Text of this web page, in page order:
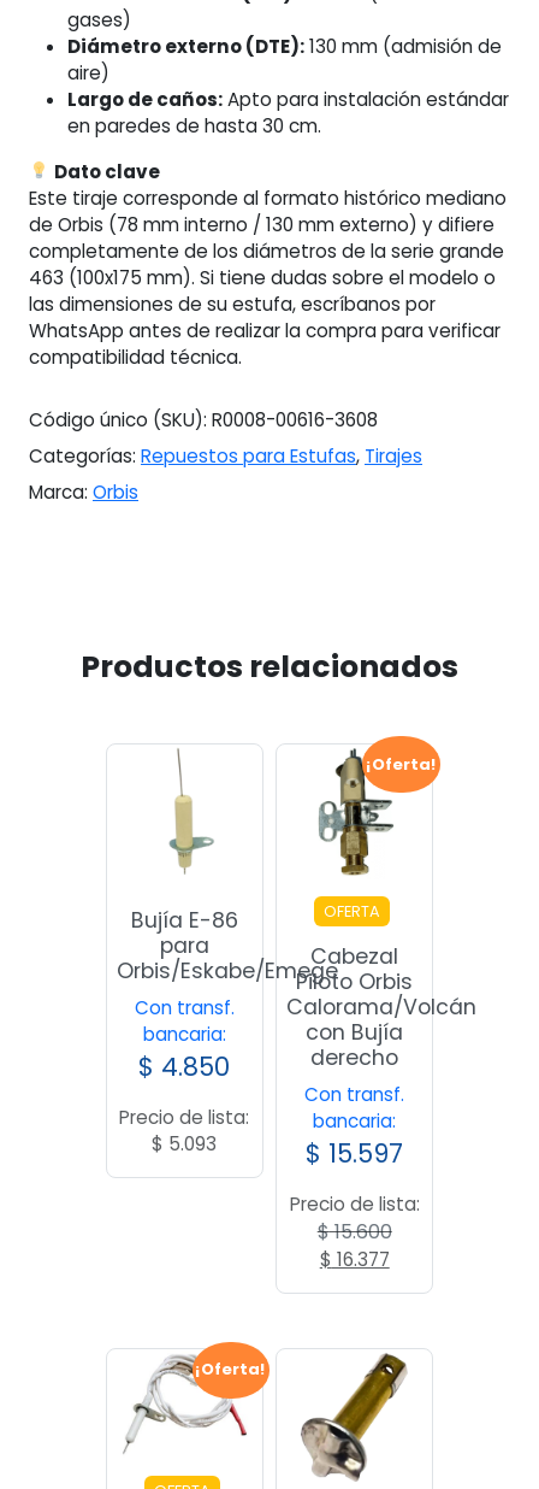
gases)
Diámetro externo (DTE):130 mm (admisión de
aire)
Largo de caños:Apto para instalación estándar
en paredes de hasta 30 cm.
Dato clave
Este tiraje corresponde al formato histórico mediano
de Orbis (78 mm interno / 130 mm externo) y difiere
completamente de los diámetros de la serie grande
463 (100x175 mm). Si tiene dudas sobre el modelo o
las dimensiones de su estufa, escríbanos por
WhatsApp antes de realizar la compra para verificar
compatibilidad técnica.
Código único (SKU): R0008-00616-3608
Categorías: Repuestos para Estufas, Tirajes
Marca: Orbis
Productos relacionados
Bujía E-86
para
Orbis/Eskabe/Emege
Con transf.
bancaria:
$ 4.850
Precio de lista:
$ 5.093
¡Oferta!
OFERTA
Cabezal
Piloto Orbis
Calorama/Volcán
con Bujía
derecho
Con transf.
bancaria:
$ 15.597
Precio de lista:
$15.600
El
$ 15.600.
$ 16.377El
precio
$ 16.377.
¡Oferta!